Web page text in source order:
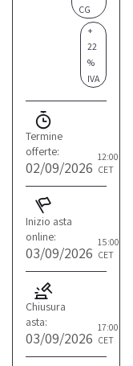
CG
+
22
%
IVA
Termine
offerte:
02/09/2026
12:00
CET
Inizio asta
online:
03/09/2026
15:00
CET
Chiusura
asta:
03/09/2026
17:00
CET